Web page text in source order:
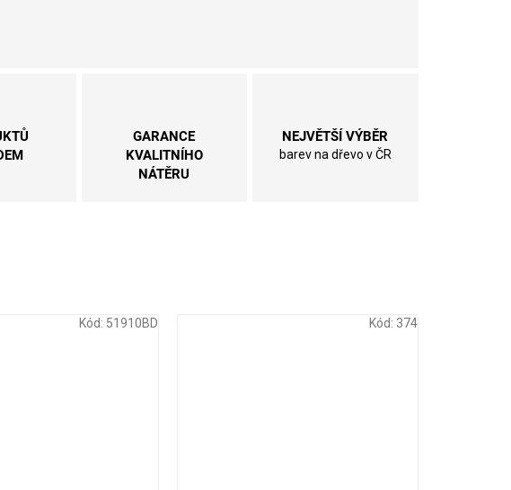
GARANCE
KVALITNÍHO
NÁTĚRU
NEJVĚTŠÍ VÝBĚR
barev na dřevo v ČR
Kód: 51910BD Kód: 374